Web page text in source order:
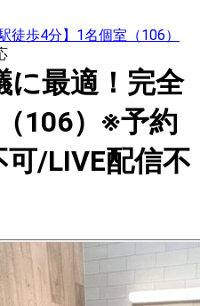
徒歩4分】1名個室（106）
に最適！完全
106）※予約
/LIVE配信不